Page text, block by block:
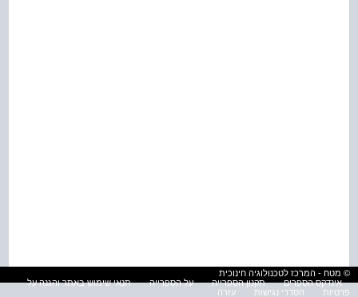
© מטח - המרכז לטכנולוגיה חינוכית
אינדקס הספרים
תקנון הספרייה על הספרייה
תנאי שימוש באתר והגנה על
פרטיות
הסדרי נגישות עזרה